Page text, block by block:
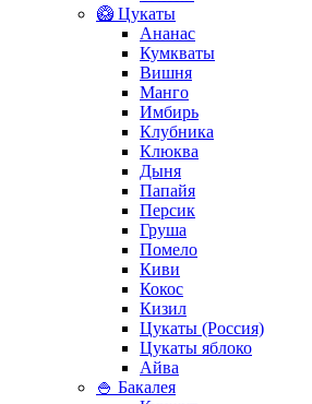
🥝 Цукаты
Ананас
Кумкваты
Вишня
Манго
Имбирь
Клубника
Клюква
Дыня
Папайя
Персик
Груша
Помело
Киви
Кокос
Кизил
Цукаты (Россия)
Цукаты яблоко
Айва
🍚 Бакалея